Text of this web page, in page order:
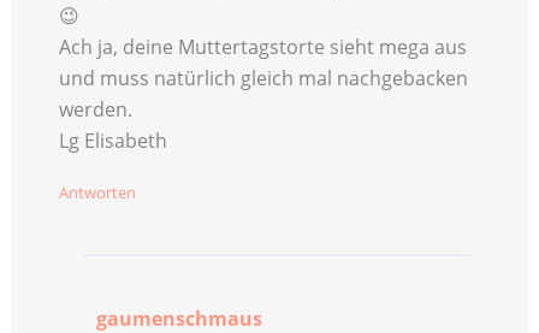
😉
Ach ja, deine Muttertagstorte sieht mega aus
und muss natürlich gleich mal nachgebacken
werden.
Lg Elisabeth
Antworten
gaumenschmaus